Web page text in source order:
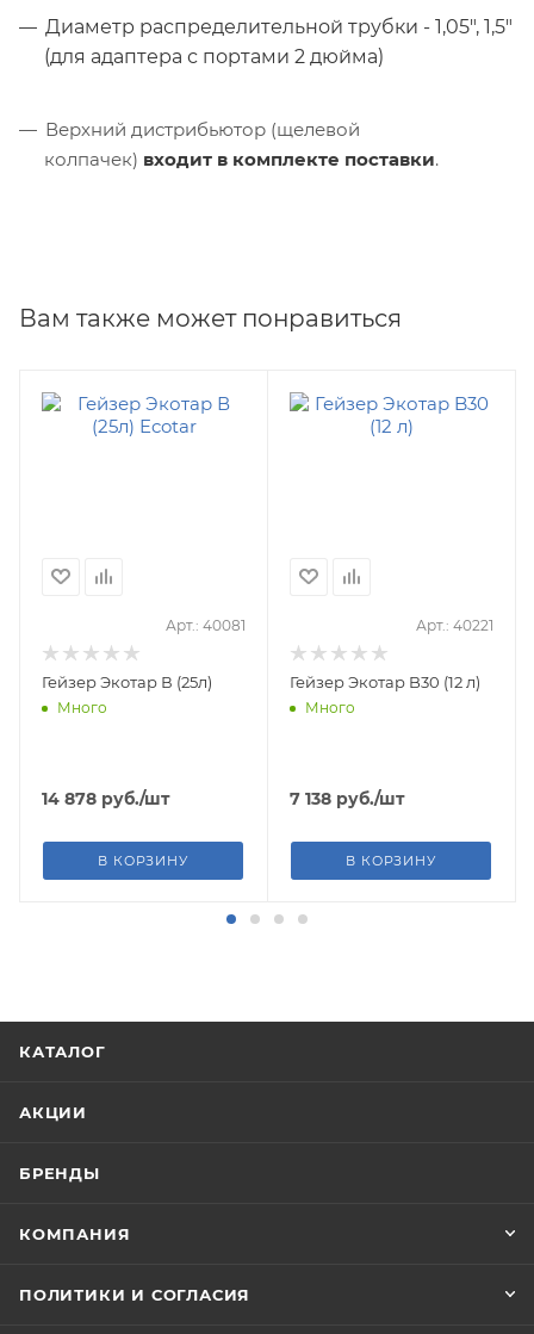
Диаметр распределительной трубки - 1,05", 1,5"
(для адаптера с портами 2 дюйма)
Верхний дистрибьютор (щелевой
колпачек) входит в комплекте поставки.
Вам также может понравиться
Арт.: 40081
Гейзер Экотар В (25л)
Много
14 878 руб./шт
В КОРЗИНУ
Арт.: 40221
Гейзер Экотар B30 (12 л)
Много
7 138 руб./шт
В КОРЗИНУ
КАТАЛОГ
АКЦИИ
БРЕНДЫ
КОМПАНИЯ
ПОЛИТИКИ И СОГЛАСИЯ